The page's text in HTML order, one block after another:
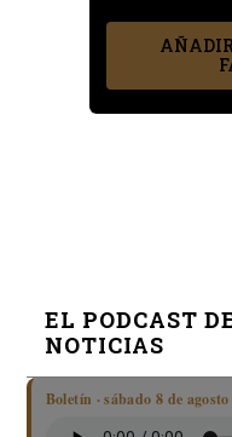
EL PODCAST
NOTICIAS
Boletín · sábado 8 de